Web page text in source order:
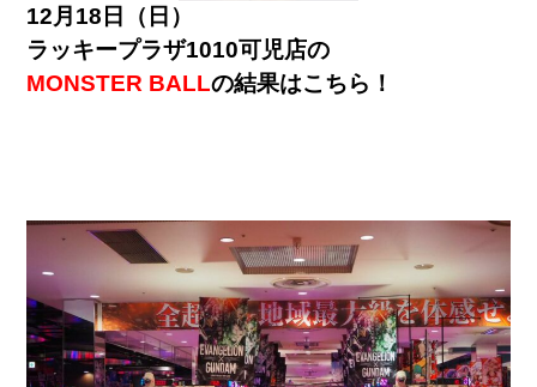
12月18日（日）
ラッキープラザ1010可児店の
MONSTER BALLの結果はこちら！